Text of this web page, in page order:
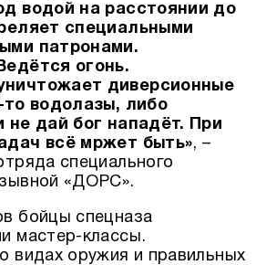
водой на расстоянии до
специальными
патронами.
огонь.
диверсионные
то водолазы, либо
не дай бог нападёт. При
всё мржет быть», –
специального
«ДОРС».
бойцы спецназа
мастер-классы.
видах оружия и правильных